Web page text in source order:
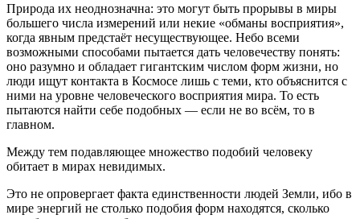
Природа их неоднозначна: это могут быть прорывы в миры
большего числа измерений или некие «обманы восприятия»,
когда явным предстаёт несуществующее. Небо всеми
возможными способами пытается дать человечеству понять:
оно разумно и обладает гигантским числом форм жизни, но
люди ищут контакта в Космосе лишь с теми, кто объяснится с
ними на уровне человеческого восприятия мира. То есть
пытаются найти себе подобных — если не во всём, то в
главном.
Между тем подавляющее множество подобий человеку
обитает в мирах невидимых.
Это не опровергает факта единственности людей Земли, ибо в
мире энергий не столько подобия форм находятся, сколько